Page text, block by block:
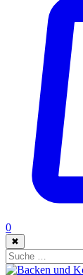
0
✖
Suche: